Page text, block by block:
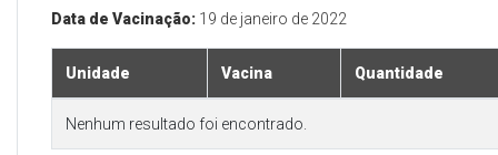
Data de Vacinação: 19 de janeiro de 2022
Unidade Vacina Quantidade
Nenhum resultado foi encontrado.